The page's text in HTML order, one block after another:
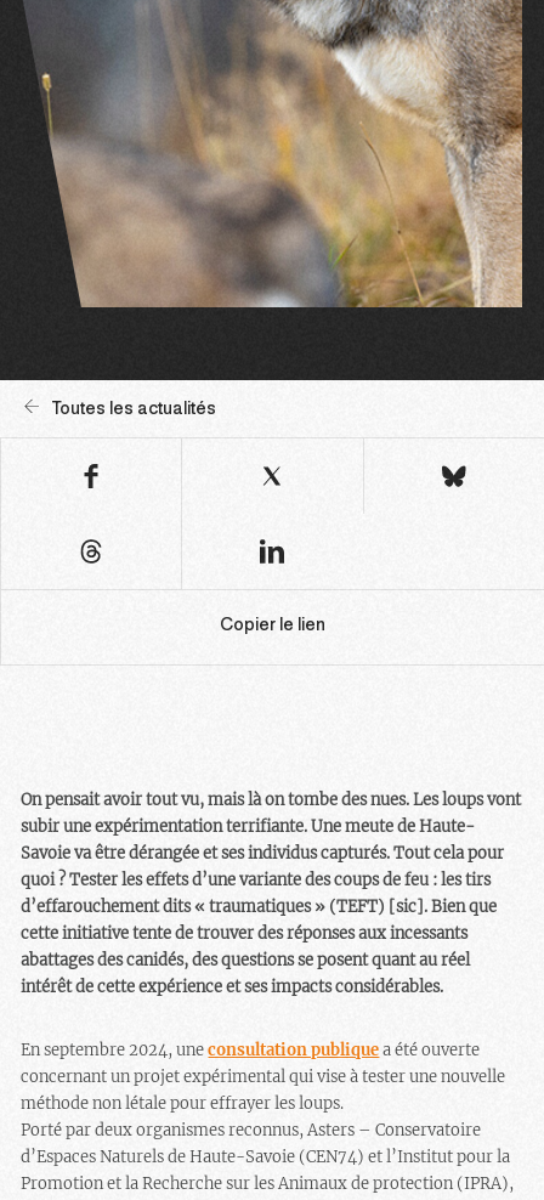
Toutes les actualités
Copier le lien
On pensait avoir tout vu, mais là on tombe des nues. Les loups vont
subir une expérimentation terrifiante. Une meute de Haute-
Savoie va être dérangée et ses individus capturés. Tout cela pour
quoi ? Tester les effets d’une variante des coups de feu : les tirs
d’effarouchement dits « traumatiques » (TEFT) [sic]. Bien que
cette initiative tente de trouver des réponses aux incessants
abattages des canidés, des questions se posent quant au réel
intérêt de cette expérience et ses impacts considérables.
En septembre 2024, uneconsultation publiquea été ouverte
concernant un projet expérimental qui vise à tester une nouvelle
méthode non létale pour effrayer les loups.
Porté par deux organismes reconnus, Asters – Conservatoire
d’Espaces Naturels de Haute-Savoie (CEN74) et l’Institut pour la
Promotion et la Recherche sur les Animaux de protection (IPRA),